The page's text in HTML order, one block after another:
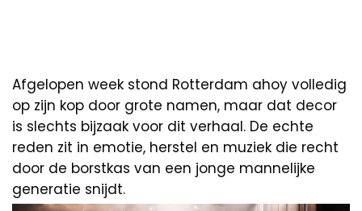
Afgelopen week stond Rotterdam ahoy volledig
op zijn kop door grote namen, maar dat decor
is slechts bijzaak voor dit verhaal. De echte
reden zit in emotie, herstel en muziek die recht
door de borstkas van een jonge mannelijke
generatie snijdt.